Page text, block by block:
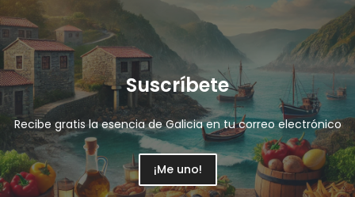
Suscríbete
Recibe gratis la esencia de Galicia en tu correo electrónico
¡Me uno!